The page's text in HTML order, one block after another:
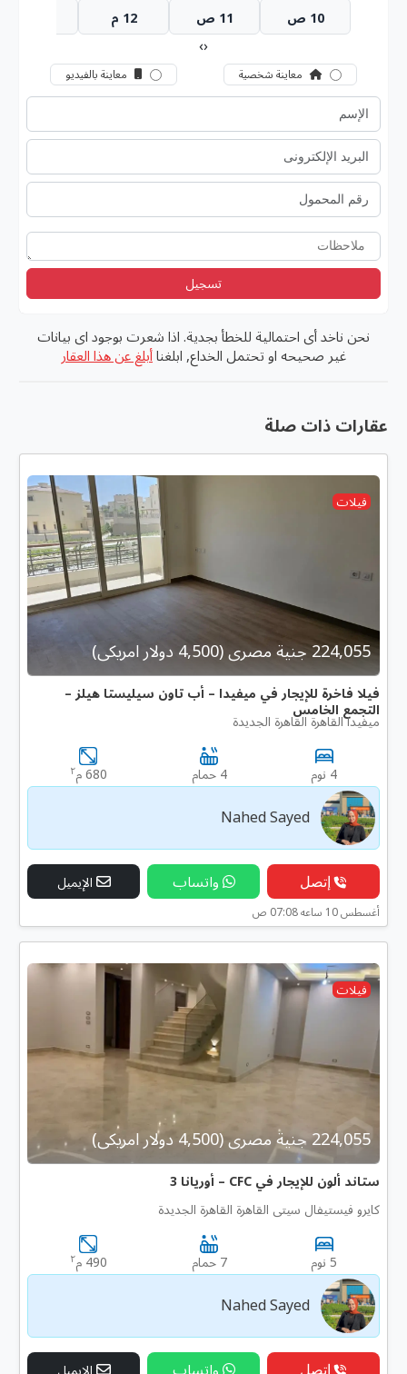
10 ص 11 ص 12 م
‹
›
معاينة شخصية معاينة بالفيديو
تسجيل
نحن ناخد أى احتمالية للخطأ بجدية. اذا شعرت بوجود اى بيانات
غير صحيحه او تحتمل الخداع, ابلغنا أبلغ عن هذا العقار
عقارات ذات صلة
فيلات
224,055 جنية مصرى (4,500 دولار امريكى)
فيلا فاخرة للإيجار في ميفيدا – أب تاون سيليستا هيلز –
التجمع الخامس
ميفيدا القاهرة القاهرة الجديدة
4 نوم 4 حمام 680 م ٢
Nahed Sayed
إتصل واتساب الإيميل
أغسطس 10 ساعه 07:08 ص
فيلات
224,055 جنية مصرى (4,500 دولار امريكى)
ستاند ألون للإيجار في CFC – أوريانا 3
كايرو فيستيفال سيتى القاهرة القاهرة الجديدة
5 نوم 7 حمام 490 م ٢
Nahed Sayed
إتصل واتساب الإيميل